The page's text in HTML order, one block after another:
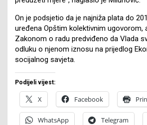
On je podsjetio da je najniža plata do
uređena Opštim kolektivnim ugovorom,
Zakonom o radu predviđeno da Vlada
odluku o njenom iznosu na prijedlog
socijalnog savjeta.
Podijeli vijest:
X Facebook
WhatsApp Telegram